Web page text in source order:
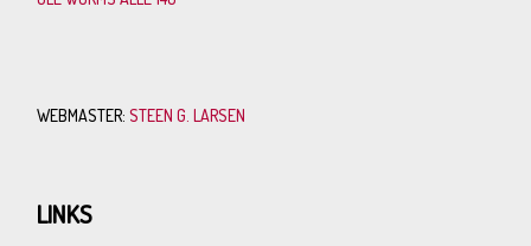
WEBMASTER:STEEN G. LARSEN
LINKS